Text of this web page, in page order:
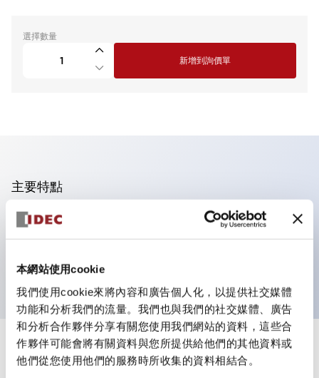
本網站使用cookie
我們使用cookie來將內容和廣告個人化，以提供社交媒體
功能和分析我們的流量。我們也與我們的社交媒體、廣告
和分析合作夥伴分享有關您使用我們網站的資料，這些合
作夥伴可能會將有關資料與您所提供給他們的其他資料或
他們從您使用他們的服務時所收集的資料相結合。
選擇數量
新增到詢價單
主要特點
可進行集合密著安裝
附鎖選擇開關採用高安全性的彈子鎖結構
防護結構為IP65（IEC60529）
規格